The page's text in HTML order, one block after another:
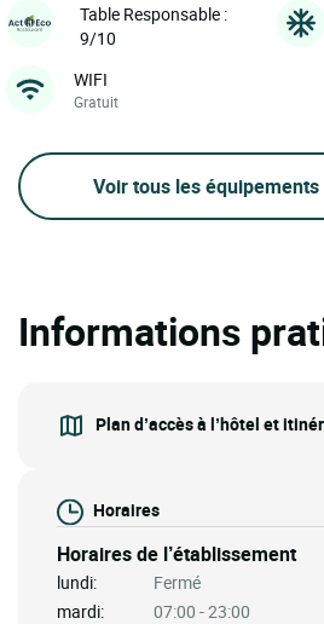
Table Responsable :
9/10
WIFI
Gratuit
Voir tous les
Informations
Plan d’accès à l’hôtel et
Horaires
Horaires de l’établissement
lundi:
Fermé
mardi:
07:00 - 23:00